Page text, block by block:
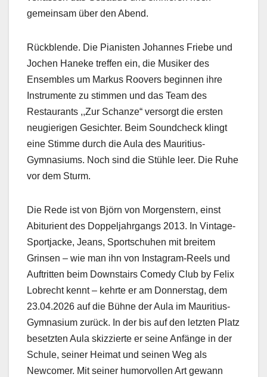
gemeinsam über den Abend.
Rückblende. Die Pianisten Johannes Friebe und
Jochen Haneke treffen ein, die Musiker des
Ensembles um Markus Roovers beginnen ihre
Instrumente zu stimmen und das Team des
Restaurants ,,Zur Schanze“ versorgt die ersten
neugierigen Gesichter. Beim Soundcheck klingt
eine Stimme durch die Aula des Mauritius-
Gymnasiums. Noch sind die Stühle leer. Die Ruhe
vor dem Sturm.
Die Rede ist von Björn von Morgenstern, einst
Abiturient des Doppeljahrgangs 2013. In Vintage-
Sportjacke, Jeans, Sportschuhen mit breitem
Grinsen – wie man ihn von Instagram-Reels und
Auftritten beim Downstairs Comedy Club by Felix
Lobrecht kennt – kehrte er am Donnerstag, dem
23.04.2026 auf die Bühne der Aula im Mauritius-
Gymnasium zurück. In der bis auf den letzten Platz
besetzten Aula skizzierte er seine Anfänge in der
Schule, seiner Heimat und seinen Weg als
Newcomer. Mit seiner humorvollen Art gewann